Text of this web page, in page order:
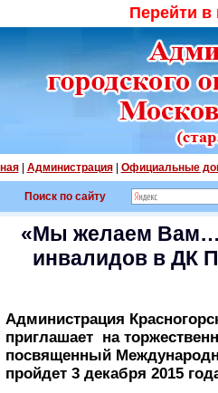
Перейти
| Администрация| Официальные
Поиск по сайту
«Мы желаем
инвалидов в ДК
Администрация
приглашает на
посвященный
пройдет 3 декабря 2015